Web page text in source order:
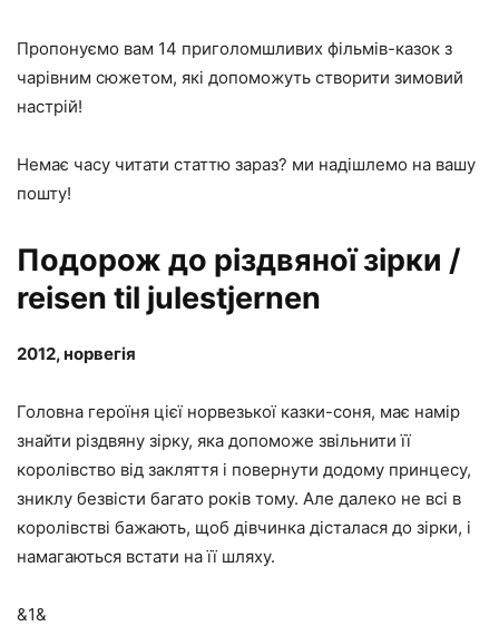
Пропонуємо вам 14 приголомшливих фільмів-казок з
чарівним сюжетом, які допоможуть створити зимовий
настрій!
Немає часу читати статтю зараз? ми надішлемо на вашу
пошту!
Подорож до різдвяної зірки /
reisen til julestjernen
2012, норвегія
Головна героїня цієї норвезької казки-соня, має намір
знайти різдвяну зірку, яка допоможе звільнити її
королівство від закляття і повернути додому принцесу,
зниклу безвісти багато років тому. Але далеко не всі в
королівстві бажають, щоб дівчинка дісталася до зірки, і
намагаються встати на її шляху.
&1&